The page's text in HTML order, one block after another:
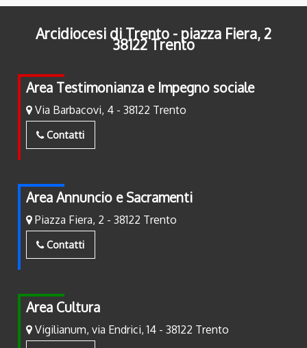
Arcidiocesi di Trento - piazza Fiera, 2
38122 Trento
Area Testimonianza e Impegno sociale
Via Barbacovi, 4 - 38122 Trento
Contatti
Area Annuncio e Sacramenti
Piazza Fiera, 2 - 38122 Trento
Contatti
Area Cultura
Vigilianum, via Endrici, 14 - 38122 Trento